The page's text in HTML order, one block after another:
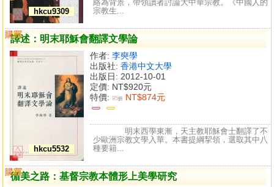
hkcu9309
絡為背景，帶領讀者討論大中華宗教。《中國人的
宗教生...
譯述：明末耶穌會翻譯文學論
hkcu5532
作者: 李奭學
出版社: 香港中文大學
出版日: 2012-10-01
定價: NT$920元
特價: 95折 NT$874元
購買
比較
明末西學東漸，天主教耶穌會士翻譯了不
少歐洲宗教文學入華。本書提綱挈領，選取其中八
種要籍...
循美之路：基督宗教本體形上美學研究
購買
比較